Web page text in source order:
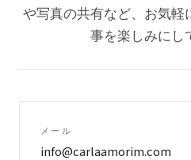
や写真の共有など、お気軽
事を楽しみにし
メール
info@carlaamorim.com